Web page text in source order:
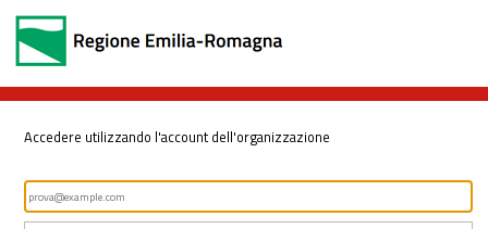
Accedere utilizzando l'account dell'organizzazione